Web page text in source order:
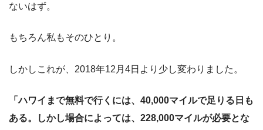
ないはず。
もちろん私もそのひとり。
しかしこれが、2018年12月4日より少し変わりました。
「ハワイまで無料で行くには、40,000マイルで足りる日も
ある。
しかし場合によっては、228,000マイルが必要とな